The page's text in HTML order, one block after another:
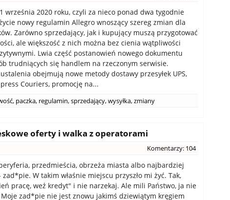
września 2020 roku, czyli za nieco ponad dwa tygodnie
nowy regulamin Allegro wnoszący szereg zmian dla
Zarówno sprzedający, jak i kupujący muszą przygotować
ale większość z nich można bez cienia wątpliwości
Lwia część postanowień nowego dokumentu
trudniących się handlem na rzeczonym serwisie.
obejmują nowe metody dostawy przesyłek UPS,
Couriers, promocję na...
, paczka, regulamin,sprzedający,wysyłka,zmiany
oferty i walka z operatorami
Komentarzy: 104
przedmieścia, obrzeża miasta albo najbardziej
W takim właśnie miejscu przyszło mi żyć. Tak,
pracę, weź kredyt" i nie narzekaj. Ale mili Państwo, ja nie
zad*pie nie jest znowu jakimś dziewiątym kręgiem